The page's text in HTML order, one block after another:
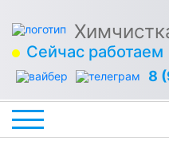
Сейчас работаем
8